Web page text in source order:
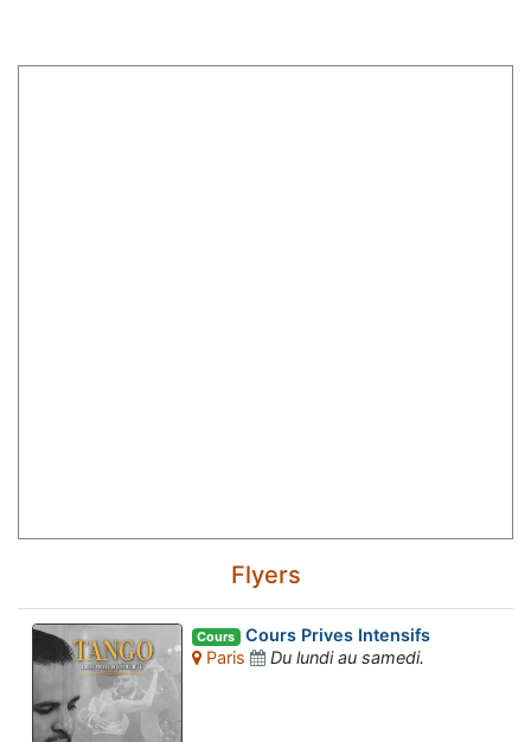
Flyers
Cours Cours Prives Intensifs
Paris
Du lundi au samedi.